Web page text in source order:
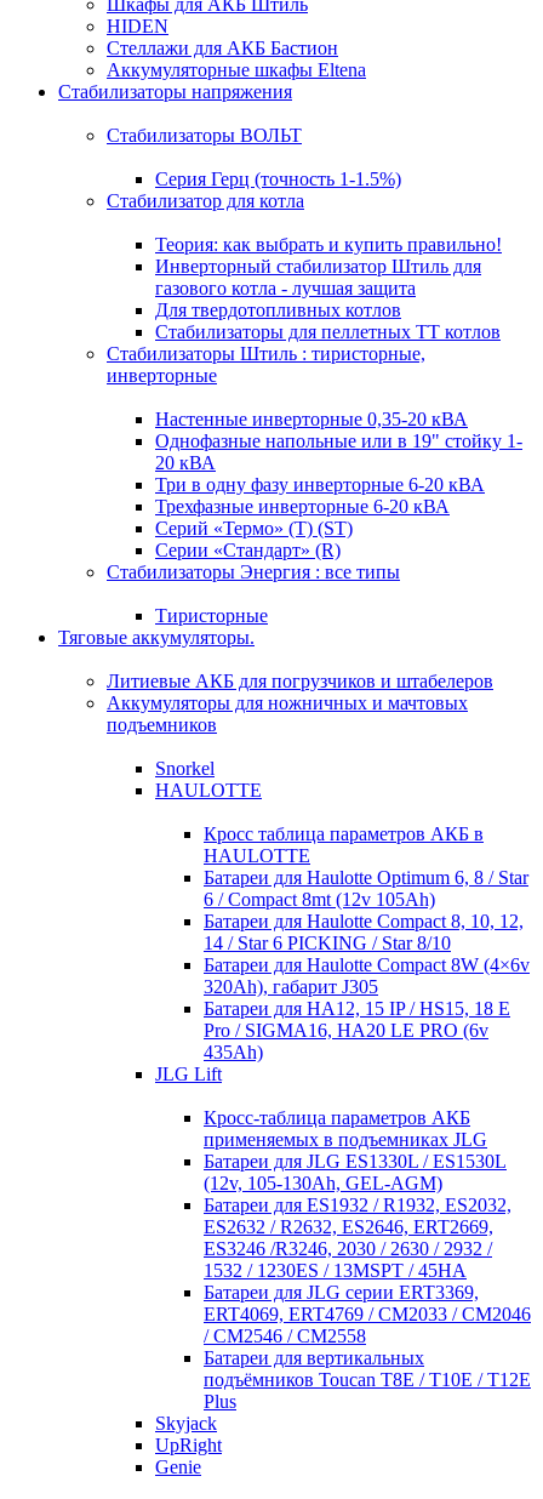
Шкафы для АКБ Штиль
HIDEN
Стеллажи для АКБ Бастион
Аккумуляторные шкафы Eltena
Стабилизаторы напряжения
Стабилизаторы ВОЛЬТ
Серия Герц (точность 1-1.5%)
Стабилизатор для котла
Теория: как выбрать и купить правильно!
Инверторный стабилизатор Штиль для
газового котла - лучшая защита
Для твердотопливных котлов
Стабилизаторы для пеллетных ТТ котлов
Стабилизаторы Штиль : тиристорные,
инверторные
Настенные инверторные 0,35-20 кВА
Однофазные напольные или в 19" стойку 1-
20 кВА
Три в одну фазу инверторные 6-20 кВА
Трехфазные инверторные 6-20 кВА
Серий «Термо» (T) (ST)
Серии «Стандарт» (R)
Стабилизаторы Энергия : все типы
Тиристорные
Тяговые аккумуляторы.
Литиевые АКБ для погрузчиков и штабелеров
Аккумуляторы для ножничных и мачтовых
подъемников
Snorkel
HAULOTTE
Кросc таблица параметров АКБ в
HAULOTTE
Батареи для Haulotte Optimum 6, 8 / Star
6 / Compact 8mt (12v 105Ah)
Батареи для Haulotte Compact 8, 10, 12,
14 / Star 6 PICKING / Star 8/10
Батареи для Haulotte Compact 8W (4×6v
320Ah), габарит J305
Батареи для HA12, 15 IP / HS15, 18 E
Pro / SIGMA16, HA20 LE PRO (6v
435Ah)
JLG Lift
Кросc-таблица параметров АКБ
применяемых в подъемниках JLG
Батареи для JLG ES1330L / ES1530L
(12v, 105-130Ah, GEL-AGM)
Батареи для ES1932 / R1932, ES2032,
ES2632 / R2632, ES2646, ERT2669,
ES3246 /R3246, 2030 / 2630 / 2932 /
1532 / 1230ES / 13MSPT / 45HA
Батареи для JLG серии ERT3369,
ERT4069, ERT4769 / CM2033 / CM2046
/ CM2546 / CM2558
Батареи для вертикальных
подъёмников Toucan T8E / T10E / T12E
Plus
Skyjack
UpRight
Genie